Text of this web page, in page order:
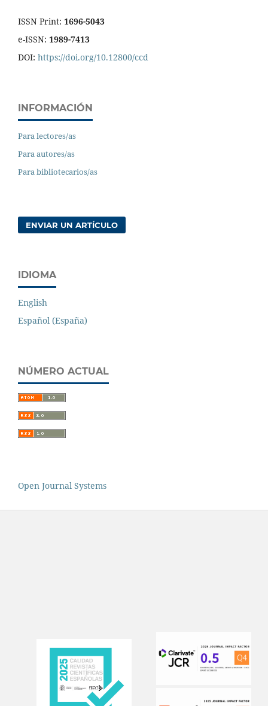
ISSN Print: 1696-5043
e-ISSN: 1989-7413
DOI: https://doi.org/10.12800/ccd
INFORMACIÓN
Para lectores/as
Para autores/as
Para bibliotecarios/as
ENVIAR UN ARTÍCULO
IDIOMA
English
Español (España)
NÚMERO ACTUAL
Open Journal Systems